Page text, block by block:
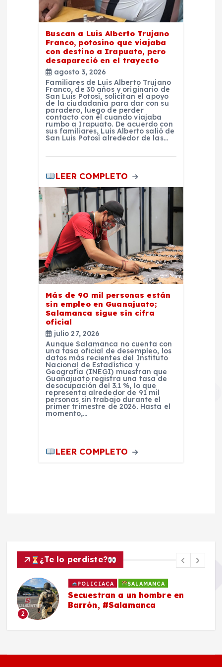
Buscan a Luis Alberto Trujano
Franco, potosino que viajaba
con destino a Irapuato, pero
desapareció en el trayecto
agosto 3, 2026
Familiares de Luis Alberto Trujano
Franco, de 30 años y originario de
San Luis Potosí, solicitan el apoyo
de la ciudadanía para dar con su
paradero, luego de perder
contacto con él cuando viajaba
rumbo a Irapuato. De acuerdo con
sus familiares, Luis Alberto salió de
San Luis Potosí alrededor de las…
LEER COMPLETO
Más de 90 mil personas están
sin empleo en Guanajuato;
Salamanca sigue sin cifra
oficial
julio 27, 2026
Aunque Salamanca no cuenta con
una tasa oficial de desempleo, los
datos más recientes del Instituto
Nacional de Estadística y
Geografía (INEGI) muestran que
Guanajuato registra una tasa de
desocupación del 3.1 %, lo que
representa alrededor de 91 mil
personas sin trabajo durante el
primer trimestre de 2026. Hasta el
momento,…
LEER COMPLETO
¿Te lo perdiste?
2
POLICIACA SALAMANCA
Secuestran a un hombre en
Barrón, #Salamanca